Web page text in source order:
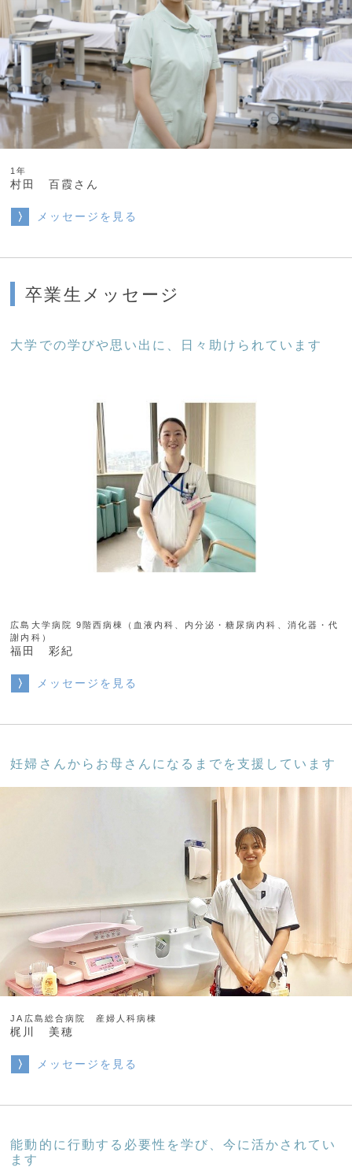
1年
村田 百霞さん
メッセージを見る
卒業生メッセージ
大学での学びや思い出に、日々助けられています
広島大学病院 9階西病棟（血液内科、内分泌・糖尿病内科、消化器・代
謝内科）
福田 彩紀
メッセージを見る
妊婦さんからお母さんになるまでを支援しています
JA広島総合病院 産婦人科病棟
梶川 美穂
メッセージを見る
能動的に行動する必要性を学び、今に活かされてい
ます